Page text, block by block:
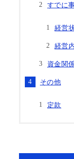
すでに
経営
経営
資金関
その他
定款